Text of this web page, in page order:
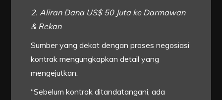
2. Aliran Dana US$ 50 Juta ke Darmawan
& Rekan
Sumber yang dekat dengan proses negosiasi
kontrak mengungkapkan detail yang
mengejutkan:
“Sebelum kontrak ditandatangani, ada